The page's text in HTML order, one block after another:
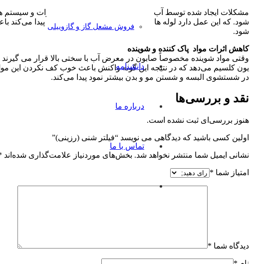
فروش مشعل گاز و گازوییلی
دانشنامه
درباره ما
تماس با ما
مشکلات ایجاد شده توسط آب با سختی بالاایجاد رسوب در تجهیزات و
شود. که این عمل دارد لوله های گرمایشی ساختمان بیشتر نمود پیدا می‌کند
شود.
کاهش اثرات مواد پاک کننده و شوینده
وقتی مواد شوینده مخصوصاً صابون در معرض آب با سختی بالا قرار می
یون کلسیم می‌دهد که در نتیجه این گونه واکنش باعث خوب کف نکردن این
در شستشوی البسه و شستن مو و بدن بیشتر نمود پیدا می‌کند.
نقد و بررسی‌ها
هنوز بررسی‌ای ثبت نشده است.
اولین کسی باشید که دیدگاهی می نویسد “فیلتر شنی (رزینی)”
نشانی ایمیل شما منتشر نخواهد شد. بخش‌های موردنیاز علامت‌گذاری شده‌اند
امتیاز شما *
دیدگاه شما *